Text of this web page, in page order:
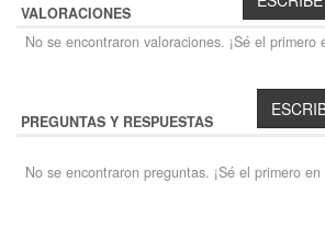
VALORACIONES
No se encontraron valoraciones. ¡Sé el primero
PREGUNTAS Y RESPUESTAS
No se encontraron preguntas. ¡Sé el primero